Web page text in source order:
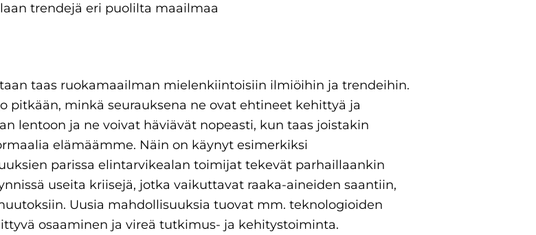
trendejä eri puolilta maailmaa
taas ruokamaailman mielenkiintoisiin ilmiöihin ja trendeihin.
pitkään, minkä seurauksena ne ovat ehtineet kehittyä ja
lentoon ja ne voivat häviävät nopeasti, kun taas joistakin
elämäämme. Näin on käynyt esimerkiksi
parissa elintarvikealan toimijat tekevät parhaillaankin
useita kriisejä, jotka vaikuttavat raaka-aineiden saantiin,
Uusia mahdollisuuksia tuovat mm. teknologioiden
osaaminen ja vireä tutkimus- ja kehitystoiminta.